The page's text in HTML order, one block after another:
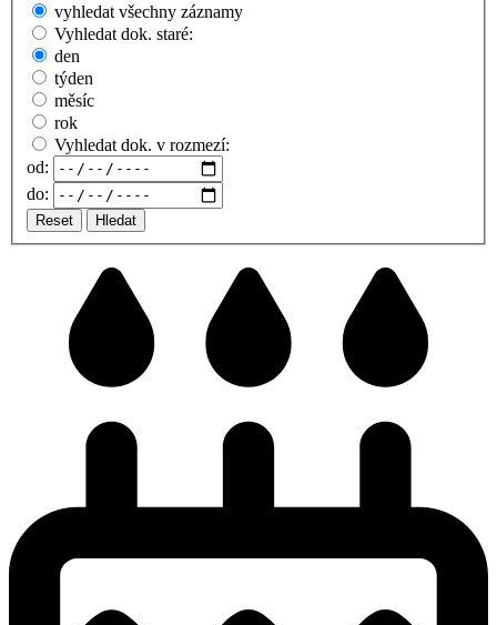
vyhledat všechny záznamy
Vyhledat dok. staré:
den
týden
měsíc
rok
Vyhledat dok. v rozmezí:
od:
do:
Reset Hledat